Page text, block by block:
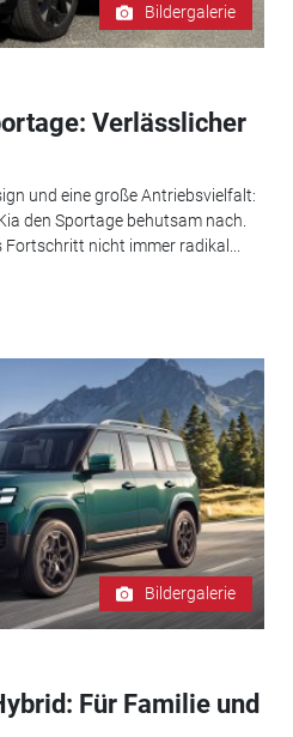
Bildergalerie
Verlässlicher
und eine große Antriebsvielfalt:
den Sportage behutsam nach.
nicht immer radikal...
Bildergalerie
Für Familie und